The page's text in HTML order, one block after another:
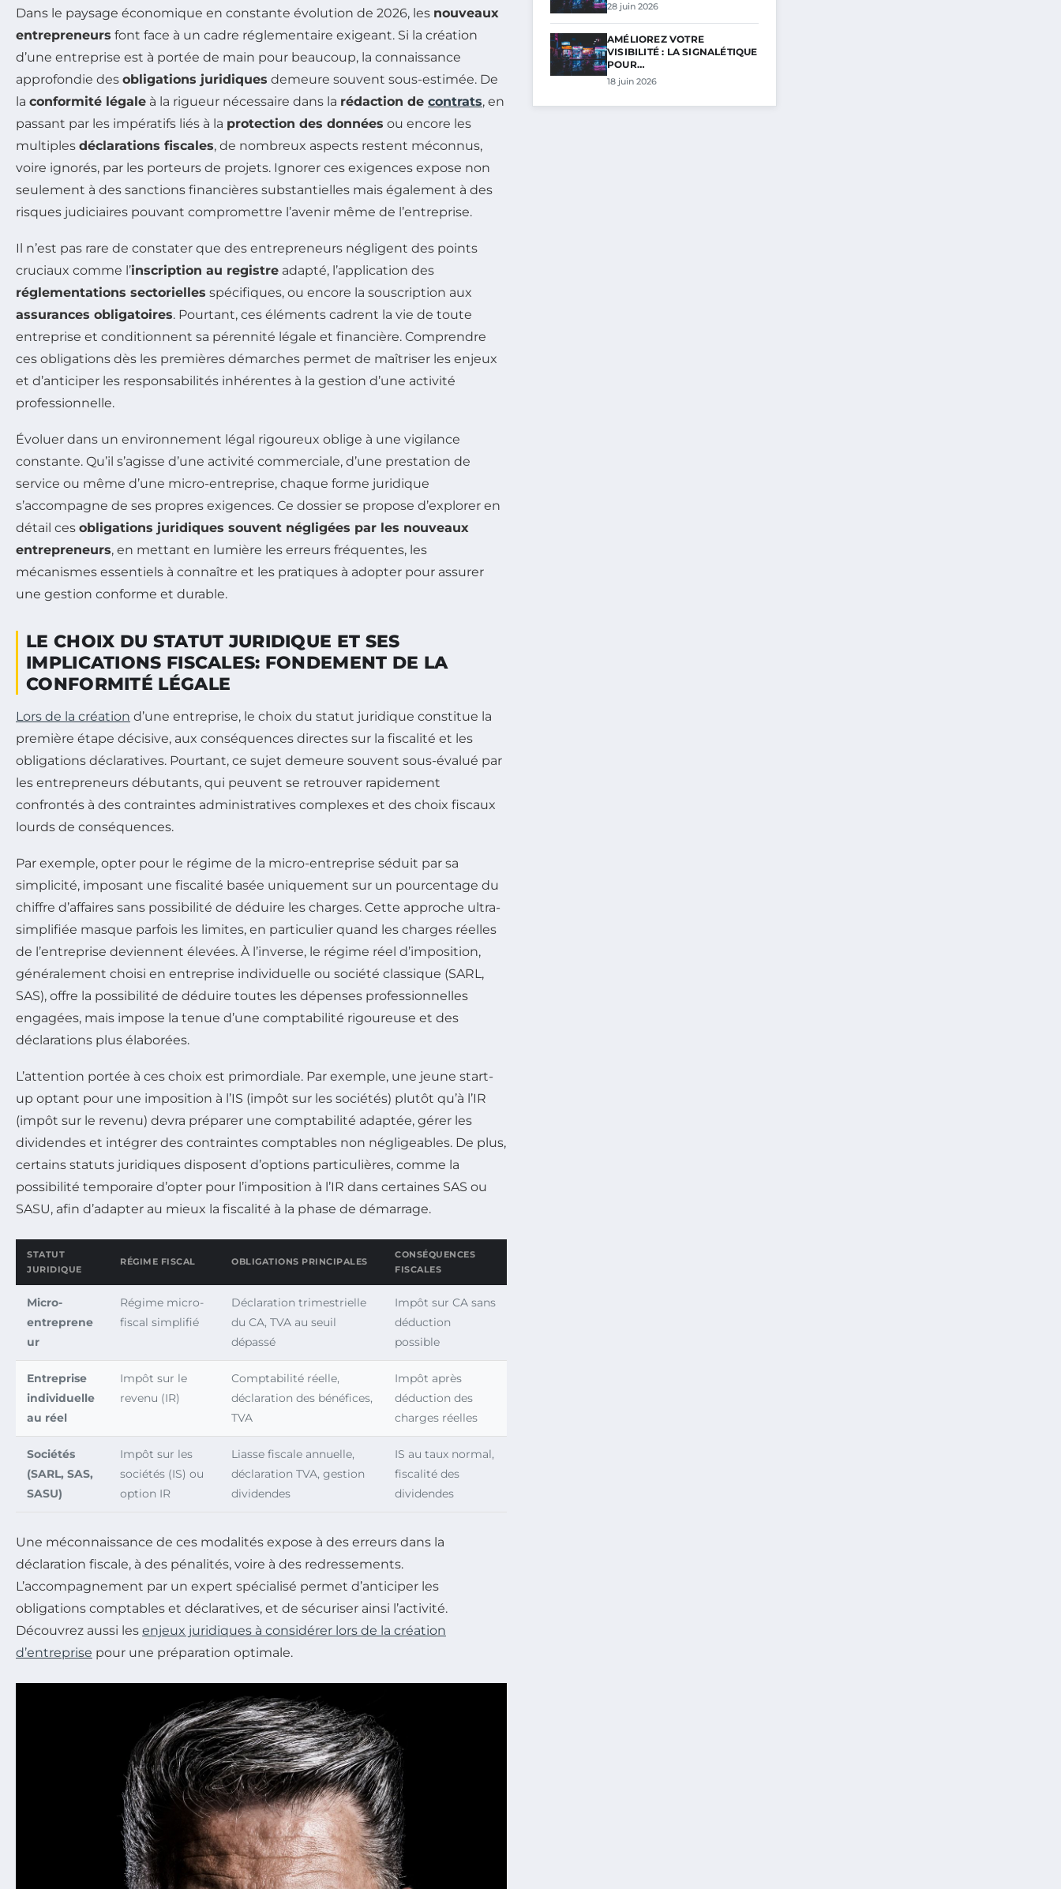
Dans le paysage économique en constante évolution de 2026, les nouveaux
entrepreneurs font face à un cadre réglementaire exigeant. Si la création
d’une entreprise est à portée de main pour beaucoup, la connaissance
approfondie des obligations juridiques demeure souvent sous-estimée. De
la conformité légale à la rigueur nécessaire dans la rédaction de contrats, en
passant par les impératifs liés à la protection des données ou encore les
multiples déclarations fiscales, de nombreux aspects restent méconnus,
voire ignorés, par les porteurs de projets. Ignorer ces exigences expose non
seulement à des sanctions financières substantielles mais également à des
risques judiciaires pouvant compromettre l’avenir même de l’entreprise.
Il n’est pas rare de constater que des entrepreneurs négligent des points
cruciaux comme l’inscription au registre adapté, l’application des
réglementations sectorielles spécifiques, ou encore la souscription aux
assurances obligatoires. Pourtant, ces éléments cadrent la vie de toute
entreprise et conditionnent sa pérennité légale et financière. Comprendre
ces obligations dès les premières démarches permet de maîtriser les enjeux
et d’anticiper les responsabilités inhérentes à la gestion d’une activité
professionnelle.
Évoluer dans un environnement légal rigoureux oblige à une vigilance
constante. Qu’il s’agisse d’une activité commerciale, d’une prestation de
service ou même d’une micro-entreprise, chaque forme juridique
s’accompagne de ses propres exigences. Ce dossier se propose d’explorer en
détail ces obligations juridiques souvent négligées par les nouveaux
entrepreneurs, en mettant en lumière les erreurs fréquentes, les
mécanismes essentiels à connaître et les pratiques à adopter pour assurer
une gestion conforme et durable.
LE CHOIX DU STATUT JURIDIQUE ET SES
IMPLICATIONS FISCALES: FONDEMENT DE LA
CONFORMITÉ LÉGALE
Lors de la création d’une entreprise, le choix du statut juridique constitue la
première étape décisive, aux conséquences directes sur la fiscalité et les
obligations déclaratives. Pourtant, ce sujet demeure souvent sous-évalué par
les entrepreneurs débutants, qui peuvent se retrouver rapidement
confrontés à des contraintes administratives complexes et des choix fiscaux
lourds de conséquences.
Par exemple, opter pour le régime de la micro-entreprise séduit par sa
simplicité, imposant une fiscalité basée uniquement sur un pourcentage du
chiffre d’affaires sans possibilité de déduire les charges. Cette approche ultra-
simplifiée masque parfois les limites, en particulier quand les charges réelles
de l’entreprise deviennent élevées. À l’inverse, le régime réel d’imposition,
généralement choisi en entreprise individuelle ou société classique (SARL,
SAS), offre la possibilité de déduire toutes les dépenses professionnelles
engagées, mais impose la tenue d’une comptabilité rigoureuse et des
déclarations plus élaborées.
L’attention portée à ces choix est primordiale. Par exemple, une jeune start-
up optant pour une imposition à l’IS (impôt sur les sociétés) plutôt qu’à l’IR
(impôt sur le revenu) devra préparer une comptabilité adaptée, gérer les
dividendes et intégrer des contraintes comptables non négligeables. De plus,
certains statuts juridiques disposent d’options particulières, comme la
possibilité temporaire d’opter pour l’imposition à l’IR dans certaines SAS ou
SASU, afin d’adapter au mieux la fiscalité à la phase de démarrage.
STATUT
JURIDIQUE
RÉGIME FISCAL OBLIGATIONS PRINCIPALES
CONSÉQUENCES
FISCALES
Micro-
entreprene
ur
Régime micro-
fiscal simplifié
Déclaration trimestrielle
du CA, TVA au seuil
dépassé
Impôt sur CA sans
déduction
possible
Entreprise
individuelle
au réel
Impôt sur le
revenu (IR)
Comptabilité réelle,
déclaration des bénéfices,
TVA
Impôt après
déduction des
charges réelles
Sociétés
(SARL, SAS,
SASU)
Impôt sur les
sociétés (IS) ou
option IR
Liasse fiscale annuelle,
déclaration TVA, gestion
dividendes
IS au taux normal,
fiscalité des
dividendes
Une méconnaissance de ces modalités expose à des erreurs dans la
déclaration fiscale, à des pénalités, voire à des redressements.
L’accompagnement par un expert spécialisé permet d’anticiper les
obligations comptables et déclaratives, et de sécuriser ainsi l’activité.
Découvrez aussi les enjeux juridiques à considérer lors de la création
d’entreprise pour une préparation optimale.
28 juin 2026
AMÉLIOREZ VOTRE
VISIBILITÉ : LA SIGNALÉTIQUE
POUR…
18 juin 2026